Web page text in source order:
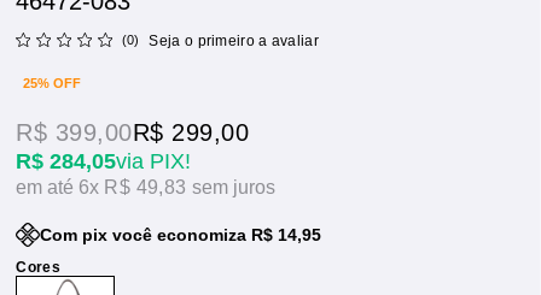
(0) Seja o primeiro a avaliar
25% OFF
R$ 284,05via PIX!
R$ 399,00R$ 299,00
6x R$ 49,83sem juros
Com pix você economiza R$ 14,95